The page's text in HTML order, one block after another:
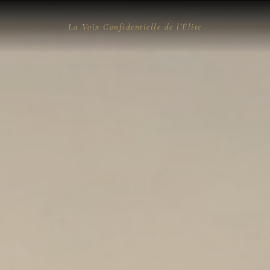
La Voix Confidentielle de l'Élite